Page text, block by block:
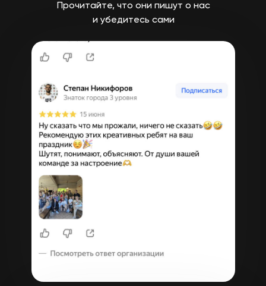
Прочитайте, что они пишут о нас
и убедитесь сами